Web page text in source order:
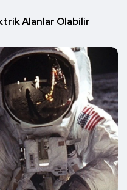
Alanlar Olabilir